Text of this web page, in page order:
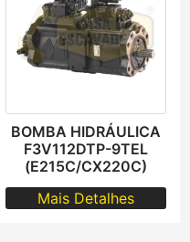
BOMBA HIDRÁULICA
F3V112DTP-9TEL
(E215C/CX220C)
Mais Detalhes